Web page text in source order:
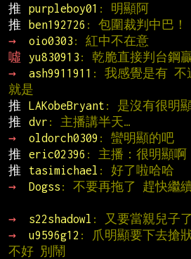
推
purpleboy01 : 明顯阿
推
ben192726 : 包圍裁判中巴！
→
oio0303 : 紅中不在意
噓
yu830913 : 乾脆直接判台鋼
→
ash9911911 : 我感覺是有 不
就是
推
LAKobeBryant : 是沒有很明
推
dvr : 主播講半天…
→
oldorch0309 : 蠻明顯的吧
推
eric02396 : 主播：很明顯啊
推
tasimichael : 好了啦哈哈
→
Dogss : 不要再拖了 趕快繼
→
s22shadowl : 又要當親兒子了
→
u9596g12 : 爪明顯要下去搶
不好 別鬧